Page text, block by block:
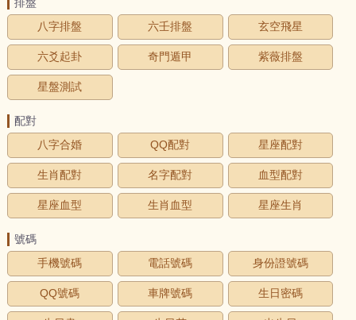
八字排盤
六壬排盤 玄空飛星
六爻起卦 奇門遁甲 紫薇排盤
星盤測試
配對
八字合婚
QQ配對 星座配對
生肖配對 名字配對 血型配對
星座血型 生肖血型 星座生肖
號碼
手機號碼
電話號碼 身份證號碼
QQ號碼 車牌號碼 生日密碼